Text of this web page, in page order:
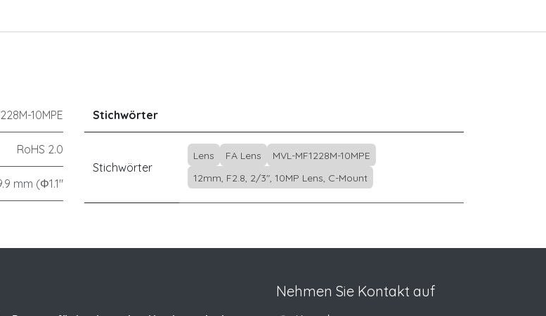
10MPE
RoHS 2.0
mm (Φ1.1"
Stichwörter
Stichwörter
Lens FA Lens
MVL-MF1228M-10MPE
12mm, F2.8, 2/3", 10MP Lens, C-Mount
Nehmen Sie Kontakt auf